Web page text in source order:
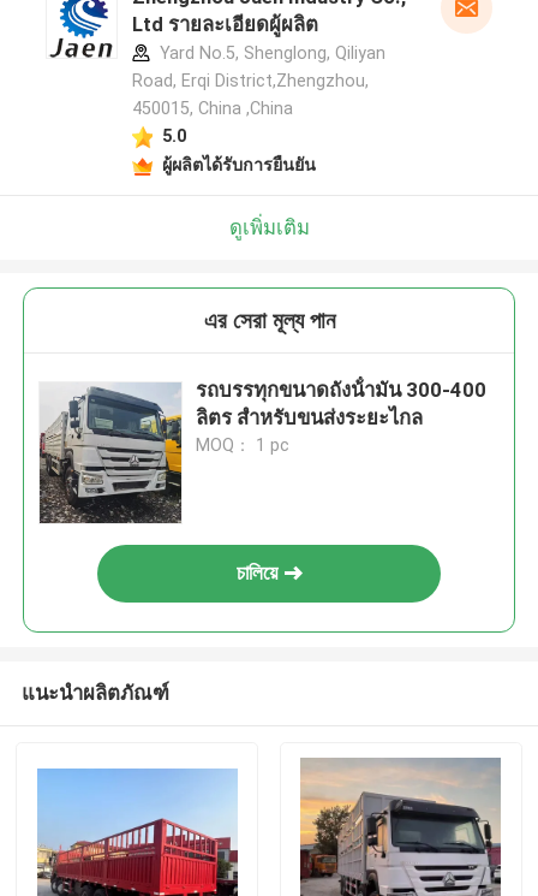
Ltd รายละเอียดผู้ผลิต
Yard No.5, Shenglong, Qiliyan
Road, Erqi District,Zhengzhou,
450015, China ,China
5.0
ผู้ผลิตได้รับการยืนยัน
ดูเพิ่มเติม
এর সেরা মূল্য পান
รถบรรทุกขนาดถังน้ํามัน 300-400
ลิตร สําหรับขนส่งระยะไกล
MOQ： 1 pc
চালিয়ে
แนะนำผลิตภัณฑ์